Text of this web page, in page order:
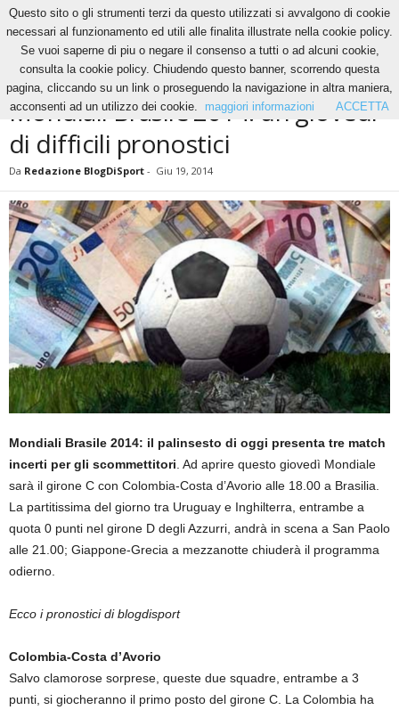
News Mondiali Brasile 2014: un giovedì di difficili pronostici
NEWS
Mondiali Brasile 2014: un giovedì
di difficili pronostici
Da Redazione BlogDiSport - Giu 19, 2014
Mondiali Brasile 2014: il palinsesto di oggi presenta tre match
incerti per gli scommettitori . Ad aprire questo giovedì Mondiale
sarà il girone C con Colombia-Costa d’Avorio alle 18.00 a Brasilia.
La partitissima del giorno tra Uruguay e Inghilterra, entrambe a
quota 0 punti nel girone D degli Azzurri, andrà in scena a San Paolo
alle 21.00; Giappone-Grecia a mezzanotte chiuderà il programma
odierno.
Ecco i pronostici di blogdisport
Colombia-Costa d’Avorio
Salvo clamorose sorprese, queste due squadre, entrambe a 3
punti, si giocheranno il primo posto del girone C. La Colombia ha
Questo sito o gli strumenti terzi da questo utilizzati si avvalgono di cookie
necessari al funzionamento ed utili alle finalita illustrate nella cookie policy.
Se vuoi saperne di piu o negare il consenso a tutti o ad alcuni cookie,
consulta la cookie policy. Chiudendo questo banner, scorrendo questa
pagina, cliccando su un link o proseguendo la navigazione in altra maniera,
acconsenti ad un utilizzo dei cookie.
maggiori informazioni ACCETTA